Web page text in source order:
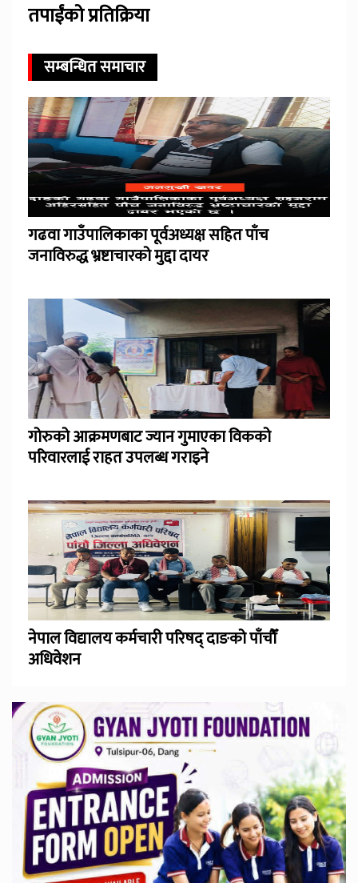
तपाईंको प्रतिक्रिया
सम्बन्धित समाचार
गढवा गाउँपालिकाका पूर्वअध्यक्ष सहित पाँच
जनाविरुद्ध भ्रष्टाचारको मुद्दा दायर
गोरुको आक्रमणबाट ज्यान गुमाएका विकको
परिवारलाई राहत उपलब्ध गराइने
नेपाल विद्यालय कर्मचारी परिषद् दाङको पाँचौँ
अधिवेशन